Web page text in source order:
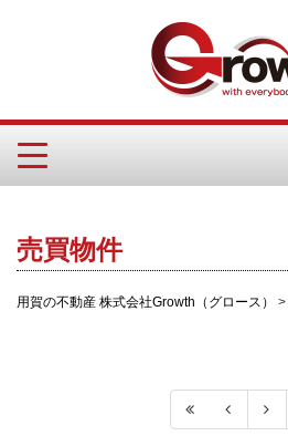
売買物件
用賀の不動産 株式会社Growth（グロース） >